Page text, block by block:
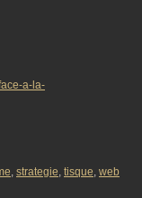
a-la-
, strategie, tisque, web